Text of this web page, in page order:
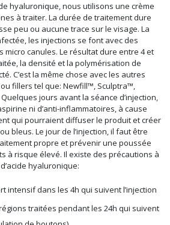
hyaluronique, nous utilisons une crème
à traiter. La durée de traitement dure
peu ou aucune trace sur le visage. La
les injections se font avec des
micro canules. Le résultat dure entre 4 et
la densité et la polymérisation de
C’est la même chose avec les autres
fillers tel que: Newfill™, Sculptra™,
jours avant la séance d’injection,
ni d’anti-inflammatoires, à cause
qui pourraient diffuser le produit et créer
bleus. Le jour de l’injection, il faut être
propre et prévenir une poussée
à risque élevé. Il existe des précautions à
hyaluronique:
intensif dans les 4h qui suivent l’injection
traitées pendant les 24h qui suivent